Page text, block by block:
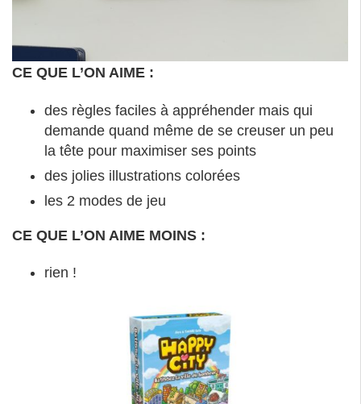
CE QUE L’ON AIME :
des règles faciles à appréhender mais qui
demande quand même de se creuser un peu
la tête pour maximiser ses points
des jolies illustrations colorées
les 2 modes de jeu
CE QUE L’ON AIME MOINS :
rien !